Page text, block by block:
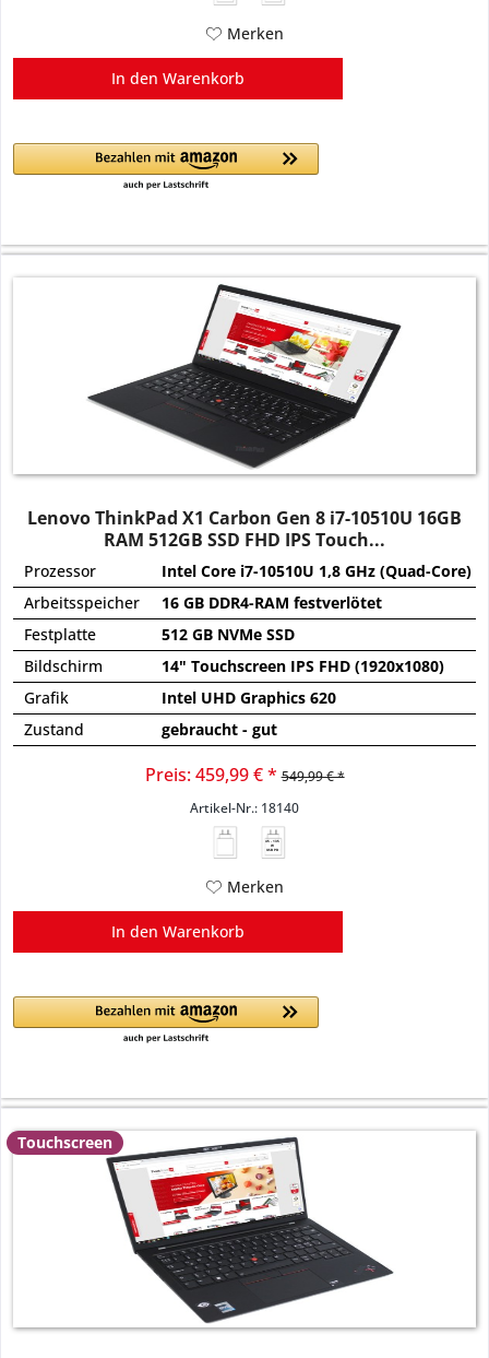
Merken
In den Warenkorb
Lenovo ThinkPad X1 Carbon Gen 8 i7-10510U 16GB
RAM 512GB SSD FHD IPS Touch...
Prozessor
Intel Core i7-10510U 1,8 GHz (Quad-Core)
Arbeitsspeicher
16 GB DDR4-RAM festverlötet
Festplatte
512 GB NVMe SSD
Bildschirm
14" Touchscreen IPS FHD (1920x1080)
Grafik
Intel UHD Graphics 620
Zustand
gebraucht - gut
Preis: 459,99 € * 549,99 € *
Artikel-Nr.: 18140
45 - 135
W
USB PD
Merken
In den Warenkorb
Touchscreen